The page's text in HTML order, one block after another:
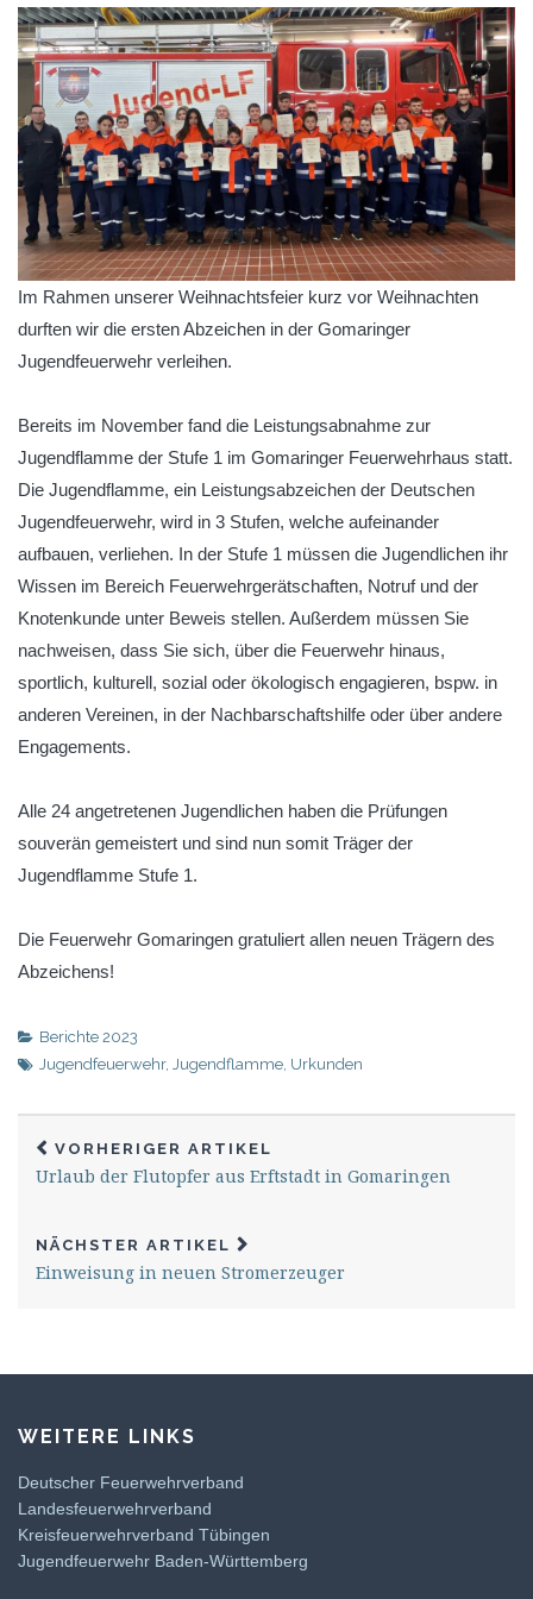
Im Rahmen unserer Weihnachtsfeier kurz vor Weihnachten
durften wir die ersten Abzeichen in der Gomaringer
Jugendfeuerwehr verleihen.
Bereits im November fand die Leistungsabnahme zur
Jugendflamme der Stufe 1 im Gomaringer Feuerwehrhaus statt.
Die Jugendflamme, ein Leistungsabzeichen der Deutschen
Jugendfeuerwehr, wird in 3 Stufen, welche aufeinander
aufbauen, verliehen. In der Stufe 1 müssen die Jugendlichen ihr
Wissen im Bereich Feuerwehrgerätschaften, Notruf und der
Knotenkunde unter Beweis stellen. Außerdem müssen Sie
nachweisen, dass Sie sich, über die Feuerwehr hinaus,
sportlich, kulturell, sozial oder ökologisch engagieren, bspw. in
anderen Vereinen, in der Nachbarschaftshilfe oder über andere
Engagements.
Alle 24 angetretenen Jugendlichen haben die Prüfungen
souverän gemeistert und sind nun somit Träger der
Jugendflamme Stufe 1.
Die Feuerwehr Gomaringen gratuliert allen neuen Trägern des
Abzeichens!
Berichte 2023
Jugendfeuerwehr, Jugendflamme, Urkunden
VORHERIGER ARTIKEL
Urlaub der Flutopfer aus Erftstadt in Gomaringen
NÄCHSTER ARTIKEL
Einweisung in neuen Stromerzeuger
WEITERE LINKS
Deutscher Feuerwehrverband
Landesfeuerwehrverband
Kreisfeuerwehrverband Tübingen
Jugendfeuerwehr Baden-Württemberg